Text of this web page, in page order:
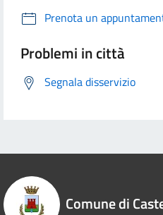
Prenota un
Problemi in città
Segnala disservizio
Comune di